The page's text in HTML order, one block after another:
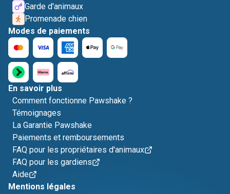
Garde d'animaux
Promenade chien
Modes de paiements
En savoir plus
Comment fonctionne Pawshake ?
Témoignages
La Garantie Pawshake
Paiements et remboursements
FAQ pour les propriétaires d'animaux
FAQ pour les gardiens
Aide
Mentions légales